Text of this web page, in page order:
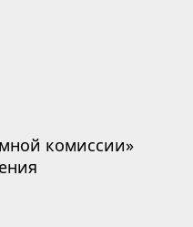
комиссии»